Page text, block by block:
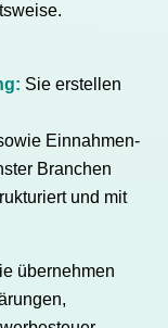
Sie erstellen
Einnahmen-
Branchen
und mit
übernehmen